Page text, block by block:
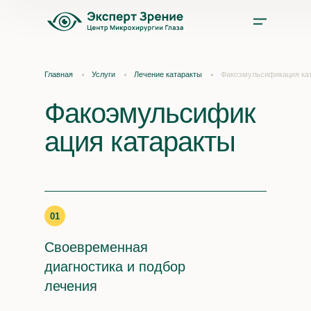
Врачи
Главная Услуги Лечение катаракты Факоэмульсификация
Факоэмульсифик
ация катаракты
01
Своевременная
диагностика и подбор
лечения